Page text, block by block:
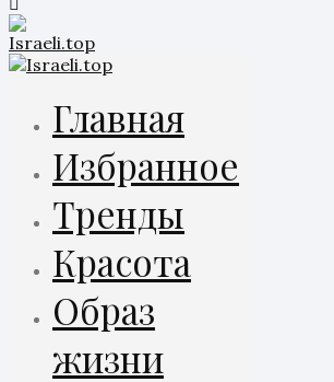
Главная
Избранное
Тренды
Красота
Образ
жизни